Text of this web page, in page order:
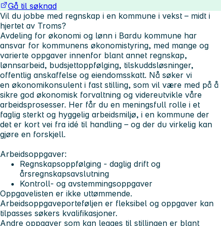
Gå til søknad
Vil du jobbe med regnskap i en kommune i vekst – midt i
hjertet av Troms?
Avdeling for økonomi og lønn i Bardu kommune har
ansvar for kommunens økonomistyring, med mange og
varierte oppgaver innenfor blant annet regnskap,
lønnsarbeid, budsjettoppfølging, tilskuddsløsninger,
offentlig anskaffelse og eiendomsskatt. Nå søker vi
en økonomikonsulent i fast stilling, som vil være med på å
sikre god økonomisk forvaltning og videreutvikle våre
arbeidsprosesser. Her får du en meningsfull rolle i et
faglig sterkt og hyggelig arbeidsmiljø, i en kommune der
det er kort vei fra idé til handling – og der du virkelig kan
gjøre en forskjell.
Arbeidsoppgaver:
Regnskapsoppfølging - daglig drift og
årsregnskapsavslutning
Kontroll- og avstemmingsoppgaver
Oppgavelisten er ikke uttømmende.
Arbeidsoppgaveporteføljen er fleksibel og oppgaver kan
tilpasses søkers kvalifikasjoner.
Andre oppgaver som kan legges til stillingen er blant